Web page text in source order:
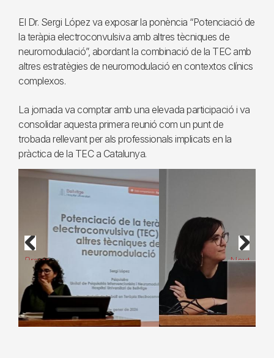
El Dr. Sergi López va exposar la ponència “Potenciació de
la teràpia electroconvulsiva amb altres tècniques de
neuromodulació”, abordant la combinació de la TEC amb
altres estratègies de neuromodulació en contextos clínics
complexos.
La jornada va comptar amb una elevada participació i va
consolidar aquesta primera reunió com un punt de
trobada rellevant per als professionals implicats en la
pràctica de la TEC a Catalunya.
Previous Next